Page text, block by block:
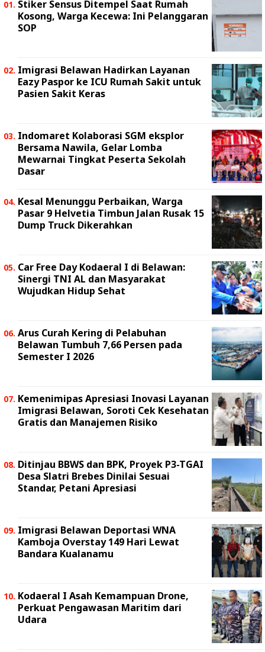
Stiker Sensus Ditempel Saat Rumah
Kosong, Warga Kecewa: Ini Pelanggaran
SOP
Imigrasi Belawan Hadirkan Layanan
Eazy Paspor ke ICU Rumah Sakit untuk
Pasien Sakit Keras
Indomaret Kolaborasi SGM eksplor
Bersama Nawila, Gelar Lomba
Mewarnai Tingkat Peserta Sekolah
Dasar
Kesal Menunggu Perbaikan, Warga
Pasar 9 Helvetia Timbun Jalan Rusak 15
Dump Truck Dikerahkan
Car Free Day Kodaeral I di Belawan:
Sinergi TNI AL dan Masyarakat
Wujudkan Hidup Sehat
Arus Curah Kering di Pelabuhan
Belawan Tumbuh 7,66 Persen pada
Semester I 2026
Kemenimipas Apresiasi Inovasi Layanan
Imigrasi Belawan, Soroti Cek Kesehatan
Gratis dan Manajemen Risiko
Ditinjau BBWS dan BPK, Proyek P3-TGAI
Desa Slatri Brebes Dinilai Sesuai
Standar, Petani Apresiasi
Imigrasi Belawan Deportasi WNA
Kamboja Overstay 149 Hari Lewat
Bandara Kualanamu
Kodaeral I Asah Kemampuan Drone,
Perkuat Pengawasan Maritim dari
Udara